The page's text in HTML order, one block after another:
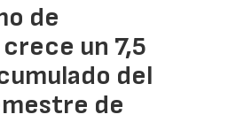
de
un 7,5
del
de